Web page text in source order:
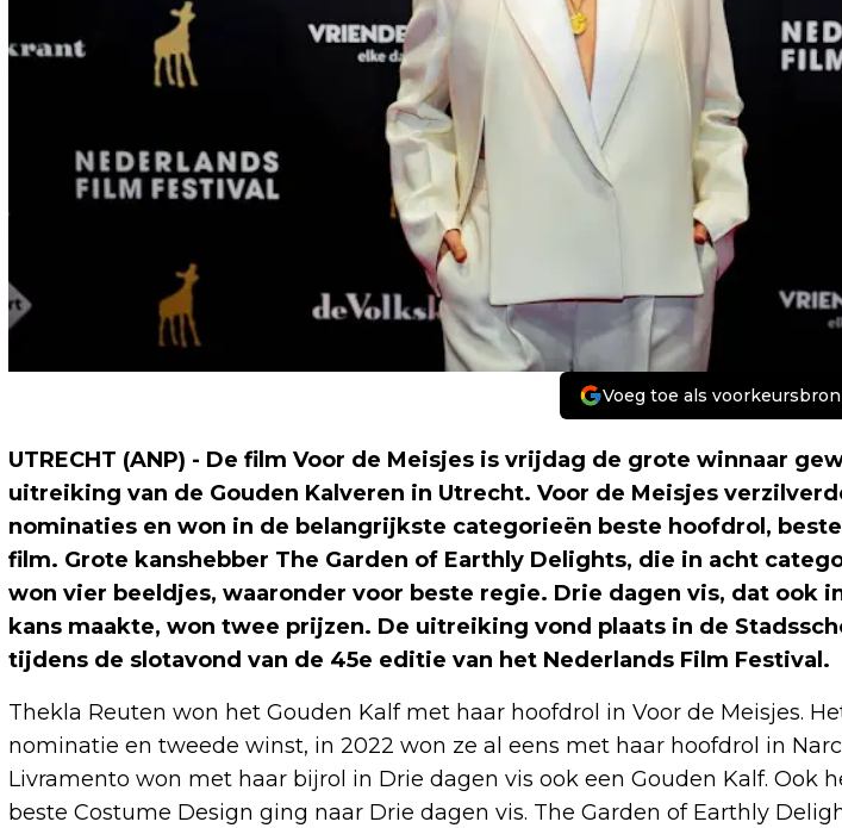
Voeg toe als
UTRECHT (ANP) - De film Voor de Meisjes is vrijdag de grote winnaar
uitreiking van de Gouden Kalveren in Utrecht. Voor de Meisjes
nominaties en won in de belangrijkste categorieën beste hoofdrol,
film. Grote kanshebber The Garden of Earthly Delights, die in acht
won vier beeldjes, waaronder voor beste regie. Drie dagen vis, dat ook
kans maakte, won twee prijzen. De uitreiking vond plaats in de
tijdens de slotavond van de 45e editie van het Nederlands Film Festival.
Thekla Reuten won het Gouden Kalf met haar hoofdrol in Voor de Meisjes.
nominatie en tweede winst, in 2022 won ze al eens met haar hoofdrol in
Livramento won met haar bijrol in Drie dagen vis ook een Gouden Kalf. Ook
beste Costume Design ging naar Drie dagen vis. The Garden of Earthly